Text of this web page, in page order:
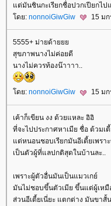
ต่มันชินกะเรียกชื่อปวกเปียกไป
ดย: nonnoiGiwGiw 15 ม
5555+ ม่ายด้า
สุขภาพนางไม่ค่อยดี
นางไม่ควรท้องน๊าาาา..
ดย: nonnoiGiwGiw 15 ม
เค้าก็เขียน งง ด้วยแหละ อิอิ
ที่จะไปประกาศหาเมีย ชื่อ ต้วมเ
ต่หนอนชอบเรียกมันอีเตี้ยเพรา
เป็นตัวผู้ที่แลปกติสุดในบ้านละ..
เพราะผู้ตัวอื่นมันเป็นแมวเกย์
มันไม่ชอบขึ้นตัวเมีย ขึ้นแต่ผู้เห
ส่วนอีเตี้ยเนี่ยะ แตกต่าง มันขาสั้น